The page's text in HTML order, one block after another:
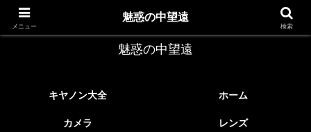
レトロなEFレンズ
魅惑の中望遠
キヤノン大全 ホーム
カメラ レンズ
メニュー
魅惑の中望遠
検索